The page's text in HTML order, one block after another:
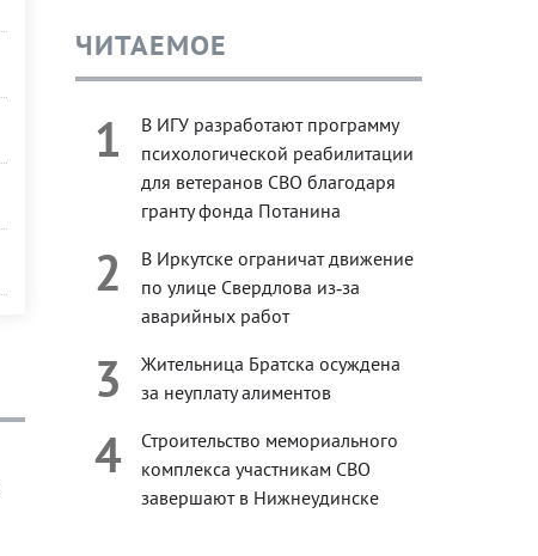
ЧИТАЕМОЕ
1
В ИГУ разработают программу
психологической реабилитации
для ветеранов СВО благодаря
гранту фонда Потанина
2
В Иркутске ограничат движение
по улице Свердлова из‑за
аварийных работ
3
Жительница Братска осуждена
за неуплату алиментов
4
Строительство мемориального
комплекса участникам СВО
завершают в Нижнеудинске